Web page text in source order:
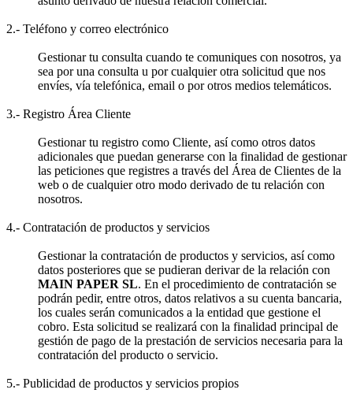
2.- Teléfono y correo electrónico
Gestionar tu consulta cuando te comuniques con nosotros, ya
sea por una consulta u por cualquier otra solicitud que nos
envíes, vía telefónica, email o por otros medios telemáticos.
3.- Registro Área Cliente
Gestionar tu registro como Cliente, así como otros datos
adicionales que puedan generarse con la finalidad de gestionar
las peticiones que registres a través del Área de Clientes de la
web o de cualquier otro modo derivado de tu relación con
nosotros.
4.- Contratación de productos y servicios
Gestionar la contratación de productos y servicios, así como
datos posteriores que se pudieran derivar de la relación con
MAIN PAPER SL. En el procedimiento de contratación se
podrán pedir, entre otros, datos relativos a su cuenta bancaria,
los cuales serán comunicados a la entidad que gestione el
cobro. Esta solicitud se realizará con la finalidad principal de
gestión de pago de la prestación de servicios necesaria para la
contratación del producto o servicio.
5.- Publicidad de productos y servicios propios